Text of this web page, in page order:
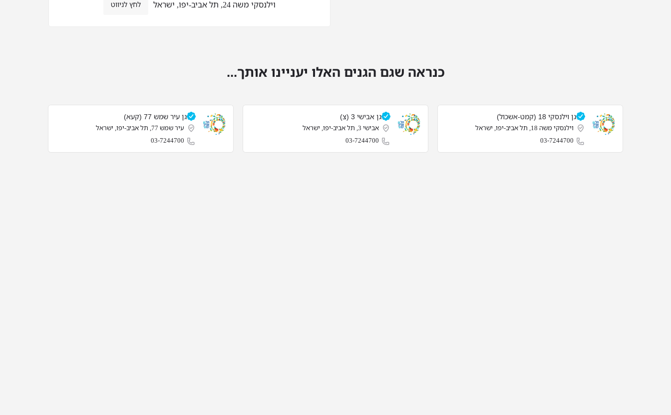
וילנסקי משה 24, תל אביב-יפו, ישראל לחץ לניווט
כנראה שגם הגנים האלו יעניינו אותך...
גן וילנסקי 18 (קמט-אשכול)
וילנסקי משה 18, תל אביב-יפו, ישראל
03-7244700
גן אבישי 3 (צ)
אבישי 3, תל אביב-יפו, ישראל
03-7244700
גן עיר שמש 77 (קעא)
עיר שמש 77, תל אביב-יפו, ישראל
03-7244700